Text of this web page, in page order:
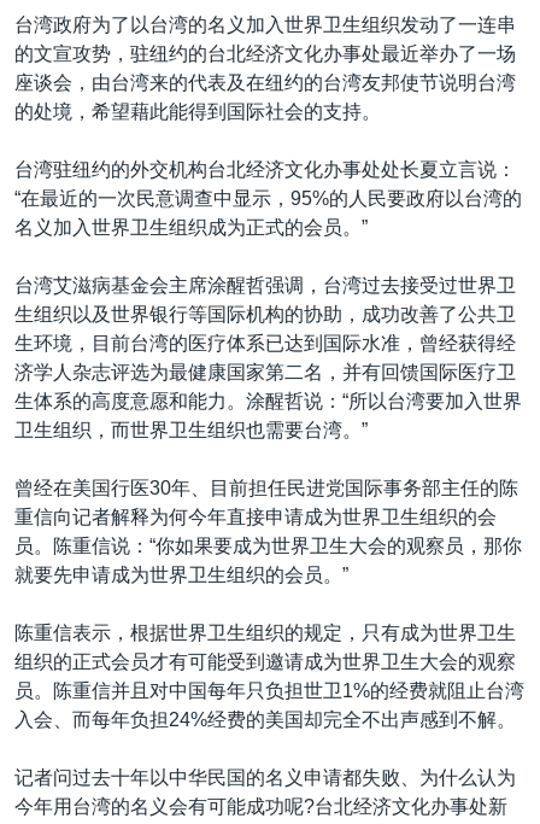
检
索
美洲
全球议题
劳工
环境
美中关系
美国建国250周年
美国之音专访
重要讲话与声明
南中国海争端
关注西藏
关注新疆
GEN Z 看美国
中文广播
关注我们
其他语言网站
台湾政府为了以台湾的名义加入世界卫生组织发动了一连串
的文宣攻势，驻纽约的台北经济文化办事处最近举办了一场
座谈会，由台湾来的代表及在纽约的台湾友邦使节说明台湾
的处境，希望藉此能得到国际社会的支持。
台湾驻纽约的外交机构台北经济文化办事处处长夏立言说：
“在最近的一次民意调查中显示，95%的人民要政府以台湾的
名义加入世界卫生组织成为正式的会员。”
台湾艾滋病基金会主席涂醒哲强调，台湾过去接受过世界卫
生组织以及世界银行等国际机构的协助，成功改善了公共卫
生环境，目前台湾的医疗体系已达到国际水准，曾经获得经
济学人杂志评选为最健康国家第二名，并有回馈国际医疗卫
生体系的高度意愿和能力。涂醒哲说：“所以台湾要加入世界
卫生组织，而世界卫生组织也需要台湾。”
曾经在美国行医30年、目前担任民进党国际事务部主任的陈
重信向记者解释为何今年直接申请成为世界卫生组织的会
员。陈重信说：“你如果要成为世界卫生大会的观察员，那你
就要先申请成为世界卫生组织的会员。”
陈重信表示，根据世界卫生组织的规定，只有成为世界卫生
组织的正式会员才有可能受到邀请成为世界卫生大会的观察
员。陈重信并且对中国每年只负担世卫1%的经费就阻止台湾
入会、而每年负担24%经费的美国却完全不出声感到不解。
记者问过去十年以中华民国的名义申请都失败、为什么认为
今年用台湾的名义会有可能成功呢?台北经济文化办事处新